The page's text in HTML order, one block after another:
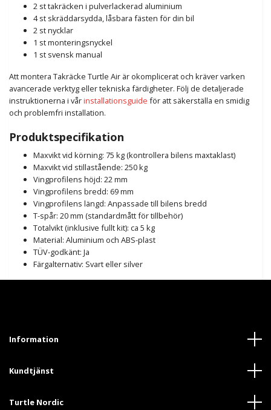
2 st takräcken i pulverlackerad aluminium
4 st skräddarsydda, låsbara fästen för din bil
2 st nycklar
1 st monteringsnyckel
1 st svensk manual
Att montera Takräcke Turtle Air är okomplicerat och kräver varken
avancerade verktyg eller tekniska färdigheter. Följ de detaljerade
instruktionerna i vårinstallationsguide för att säkerställa en smidig
och problemfri installation.
Produktspecifikation
Maxvikt vid körning: 75 kg (kontrollera bilens maxtaklast)
Maxvikt vid stillastående: 250 kg
Vingprofilens höjd: 22 mm
Vingprofilens bredd: 69 mm
Vingprofilens längd: Anpassade till bilens bredd
T-spår: 20 mm (standardmått för tillbehör)
Totalvikt (inklusive fullt kit): ca 5 kg
Material: Aluminium och ABS-plast
TÜV-godkänt: Ja
Färgalternativ: Svart eller silver
Information
Kundtjänst
Turtle Nordic